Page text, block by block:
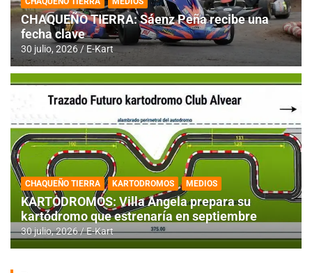
CHAQUEÑO TIERRA: Sáenz Peña recibe una
fecha clave
30 julio, 2026 E-Kart
CHAQUEÑO TIERRA KARTODROMOS MEDIOS
KARTODROMOS: Villa Angela prepara su
kartódromo que estrenaría en septiembre
30 julio, 2026 E-Kart